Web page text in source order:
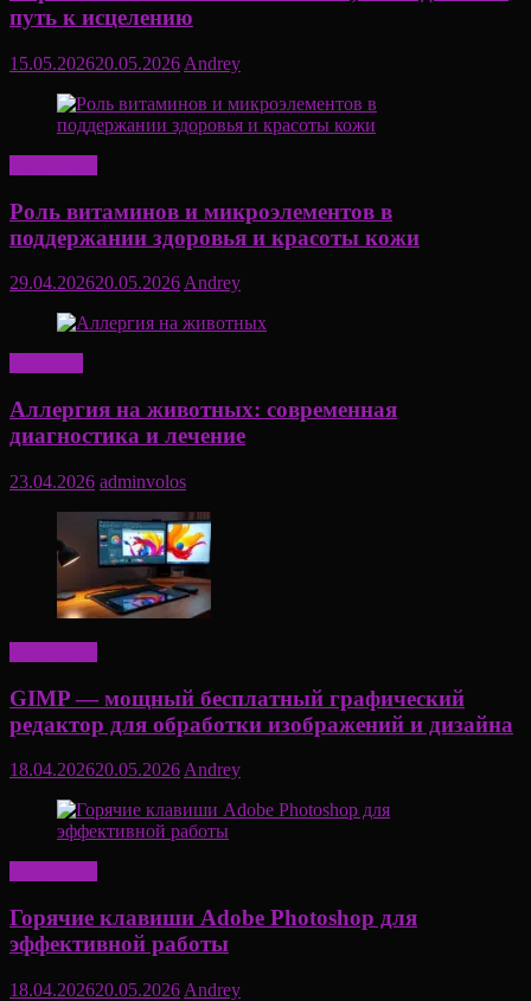
путь к исцелению
15.05.202620.05.2026 Andrey
Роль витаминов и микроэлементов в
поддержании здоровья и красоты кожи
29.04.202620.05.2026Andrey
Аллергия на животных: современная
диагностика и лечение
23.04.2026 adminvolos
GIMP — мощный бесплатный графический
редактор для обработки изображений и дизайна
18.04.202620.05.2026 Andrey
Горячие клавиши Adobe Photoshop для
эффективной работы
18.04.202620.05.2026 Andrey